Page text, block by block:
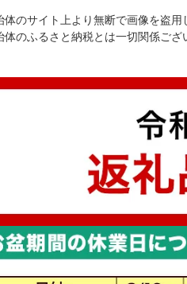
体のサイト上より無断で画像を盗
体のふるさと納税とは一切関係ご